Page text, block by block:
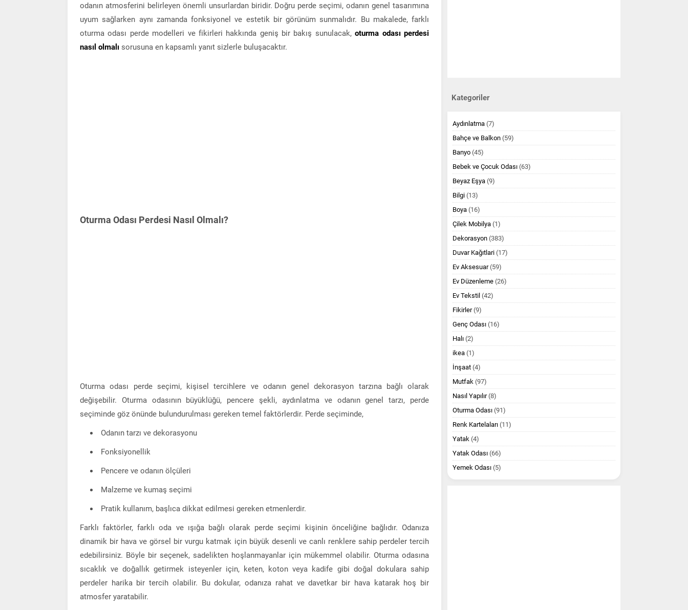
odanın atmosferini belirleyen önemli unsurlardan biridir. Doğru perde seçimi, odanın genel tasarımına
uyum sağlarken aynı zamanda fonksiyonel ve estetik bir görünüm sunmalıdır. Bu makalede, farklı
oturma odası perde modelleri ve fikirleri hakkında geniş bir bakış sunulacak,oturma odası perdesi
nasıl olmalı sorusuna en kapsamlı yanıt sizlerle buluşacaktır.
Oturma Odası Perdesi Nasıl Olmalı?
Oturma odası perde seçimi, kişisel tercihlere ve odanın genel dekorasyon tarzına bağlı olarak
değişebilir. Oturma odasının büyüklüğü, pencere şekli, aydınlatma ve odanın genel tarzı, perde
seçiminde göz önünde bulundurulması gereken temel faktörlerdir. Perde seçiminde,
Odanın tarzı ve dekorasyonu
Fonksiyonellik
Pencere ve odanın ölçüleri
Malzeme ve kumaş seçimi
Pratik kullanım, başlıca dikkat edilmesi gereken etmenlerdir.
Farklı faktörler, farklı oda ve ışığa bağlı olarak perde seçimi kişinin önceliğine bağlıdır. Odanıza
dinamik bir hava ve görsel bir vurgu katmak için büyük desenli ve canlı renklere sahip perdeler tercih
edebilirsiniz. Böyle bir seçenek, sadelikten hoşlanmayanlar için mükemmel olabilir. Oturma odasına
sıcaklık ve doğallık getirmek isteyenler için, keten, koton veya kadife gibi doğal dokulara sahip
perdeler harika bir tercih olabilir. Bu dokular, odanıza rahat ve davetkar bir hava katarak hoş bir
atmosfer yaratabilir.
Kategoriler
Aydınlatma (7)
Bahçe ve Balkon (59)
Banyo (45)
Bebek ve Çocuk Odası (63)
Beyaz Eşya (9)
Bilgi (13)
Boya (16)
Çilek Mobilya (1)
Dekorasyon (383)
Duvar Kağıtlari (17)
Ev Aksesuar(59)
Ev Düzenleme (26)
Ev Tekstil (42)
Fikirler(9)
Genç Odası (16)
Halı (2)
ikea (1)
İnşaat (4)
Mutfak (97)
Nasıl Yapılır(8)
Oturma Odası (91)
Renk Kartelaları (11)
Yatak (4)
Yatak Odası (66)
Yemek Odası (5)